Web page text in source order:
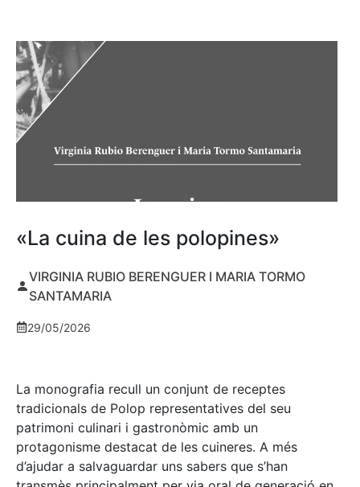
«La cuina de les polopines»
VIRGINIA RUBIO BERENGUER I MARIA TORMO
SANTAMARIA
29/05/2026
La monografia recull un conjunt de receptes
tradicionals de Polop representatives del seu
patrimoni culinari i gastronòmic amb un
protagonisme destacat de les cuineres. A més
d’ajudar a salvaguardar uns sabers que s’han